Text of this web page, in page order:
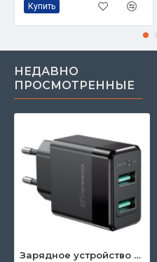
Купить
НЕДАВНО
ПРОСМОТРЕННЫЕ
Зарядное устройство Grand-X CH-50 2USB 5V 2,4A (CH-50)